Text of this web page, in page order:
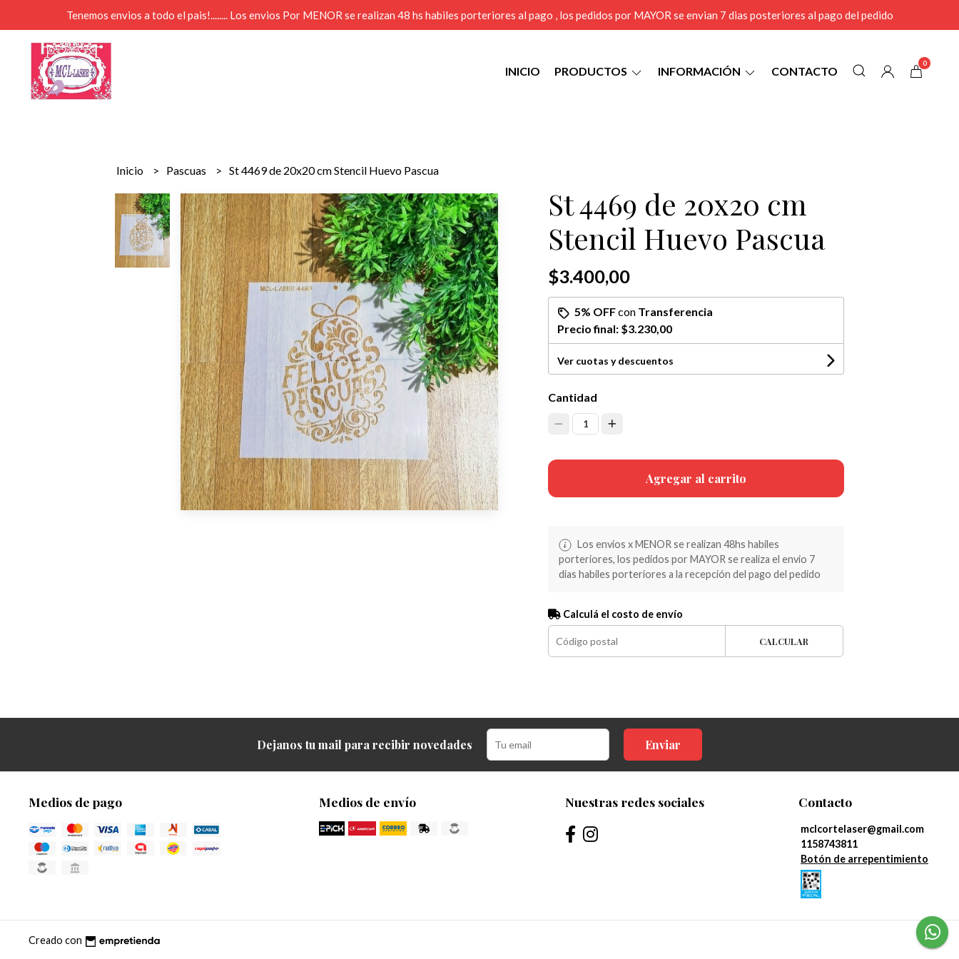
Tenemos envios a todo el pais!........ Los envios Por MENOR se realizan 48 hs habiles porteriores al pago , los pedidos por MAYOR se envian 7 dias posteriores al pago del pedido
INICIO PRODUCTOS INFORMACIÓN CONTACTO
0
Inicio Pascuas St 4469 de 20x20 cm Stencil Huevo Pascua
St 4469 de 20x20 cm
Stencil Huevo Pascua
$3.400,00
5% OFFcon Transferencia
Precio final: $3.230,00
Ver cuotas y descuentos
Cantidad
1
Agregar al carrito
Los envios x MENOR se realizan 48hs habiles
porteriores, los pedidos por MAYOR se realiza el envio 7
dias habiles porteriores a la recepción del pago del pedido
Calculá el costo de envío
CALCULAR
Dejanos tu mail para recibir novedades Enviar
Medios de pago Medios de envío Nuestras redes sociales Contacto
mclcortelaser@gmail.com
1158743811
Botón de arrepentimiento
Creado con